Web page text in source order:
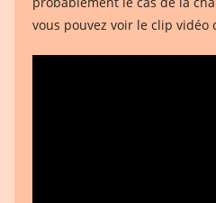
vous pouvez voir le clip vidéo